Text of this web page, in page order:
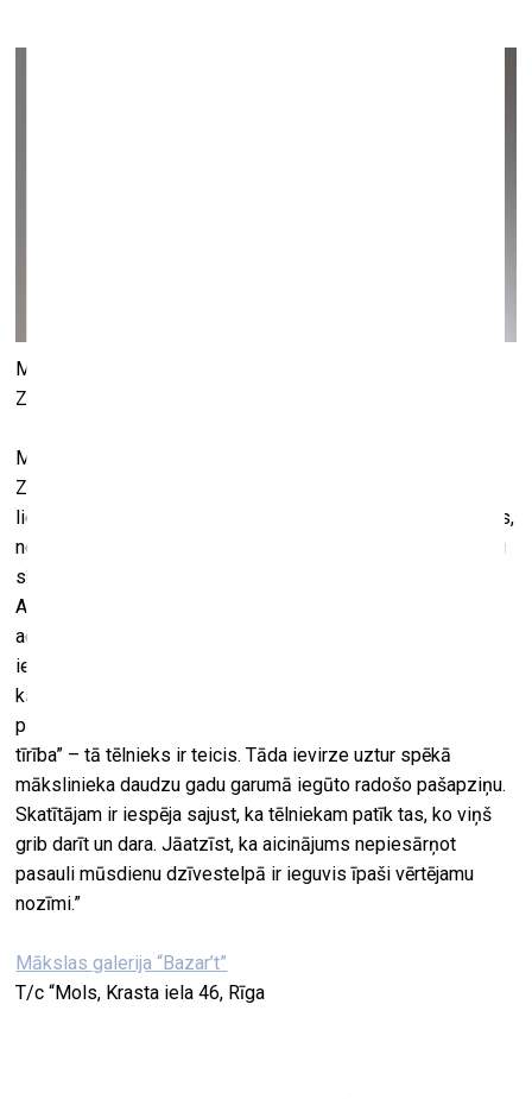
Mākslas galerija “Bazar’t” līdz 31.janvārim skatāma Aigara
Zemīša izstāde “Zilais putniņš”.
Mākslas zinātniece Ruta Čaupova par tēlnieka Aigara
Zemīša izstādi raksta: “Šis modernās tēlniecības
lielmeistars veica krasu pavērsienu maksimāli noskaidrotas,
no visa liekā atbrīvotas formveides izkopšanā. Tāda stingri
skaidra un noteikta pozīcija mākslā visādā ziņā atbilst
Aigara Zemīša skatījumam. Tam kā viņš gan garīgi, gan,
acīmredzot, arī fiziski, pašā veidošanas procesā, izjūt
iedarbošanos uz izraudzīto materiālu, kas var būt gan māls
kā tāds, gan arī ja tas ir ar dažādiem uzpildījuma
paņēmieniem bagātināts. “Mani uzrunā domas un formas
tīrība” – tā tēlnieks ir teicis. Tāda ievirze uztur spēkā
mākslinieka daudzu gadu garumā iegūto radošo pašapziņu.
Skatītājam ir iespēja sajust, ka tēlniekam patīk tas, ko viņš
grib darīt un dara. Jāatzīst, ka aicinājums nepiesārņot
pasauli mūsdienu dzīvestelpā ir ieguvis īpaši vērtējamu
nozīmi.”
Mākslas galerija “Bazar’t”
T/c “Mols, Krasta iela 46, Rīga